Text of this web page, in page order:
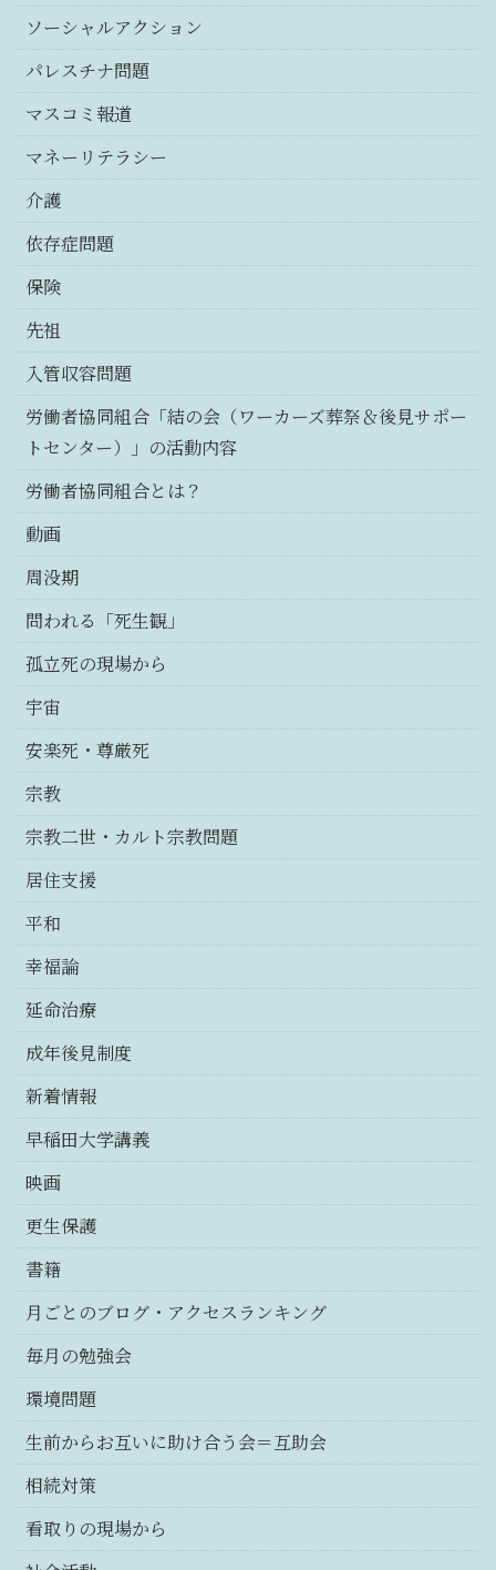
ソーシャルアクション
パレスチナ問題
マスコミ報道
マネーリテラシー
介護
依存症問題
保険
先祖
入管収容問題
労働者協同組合「結の会（ワーカーズ葬祭＆後見サポー
トセンター）」の活動内容
労働者協同組合とは？
動画
周没期
問われる「死生観」
孤立死の現場から
宇宙
安楽死・尊厳死
宗教
宗教二世・カルト宗教問題
居住支援
平和
幸福論
延命治療
成年後見制度
新着情報
早稲田大学講義
映画
更生保護
書籍
月ごとのブログ・アクセスランキング
毎月の勉強会
環境問題
生前からお互いに助け合う会＝互助会
相続対策
看取りの現場から